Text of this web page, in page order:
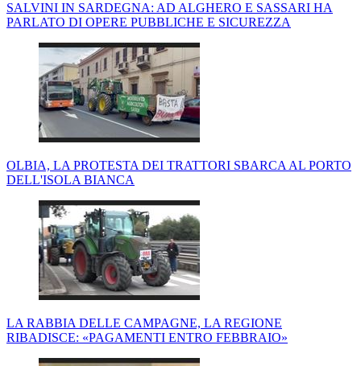
SALVINI IN SARDEGNA: AD ALGHERO E SASSARI HA
PARLATO DI OPERE PUBBLICHE E SICUREZZA
OLBIA, LA PROTESTA DEI TRATTORI SBARCA AL PORTO
DELL'ISOLA BIANCA
LA RABBIA DELLE CAMPAGNE, LA REGIONE
RIBADISCE: «PAGAMENTI ENTRO FEBBRAIO»